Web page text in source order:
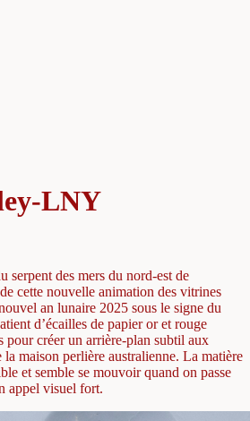
LNY
serpent des mers du nord-est de
cette nouvelle animation des vitrines
an lunaire 2025 sous le signe du
d’écailles de papier or et rouge
pour créer un arrière-plan subtil aux
maison perlière australienne. La matière
et semble se mouvoir quand on passe
appel visuel fort.